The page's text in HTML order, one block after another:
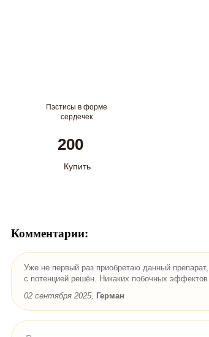
индивидуальная непереносимость
повышенное артериальное давление
выраженный атеросклероз
БАД, НЕ ЯВЛЯЕТСЯ ЛЕКАРСТВОМ.
Пэстисы в форме
сердечек
200
Купить
Комментарии:
Уже не первый раз приобретаю данный
с потенцией решён. Никаких побочных
02 сентября 2025, Герман